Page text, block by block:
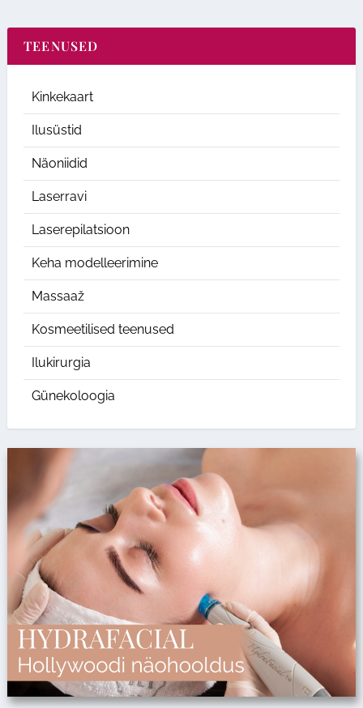
TEENUSED
Kinkekaart
Ilusüstid
Näoniidid
Laserravi
Laserepilatsioon
Keha modelleerimine
Massaaž
Kosmeetilised teenused
Ilukirurgia
Günekoloogia